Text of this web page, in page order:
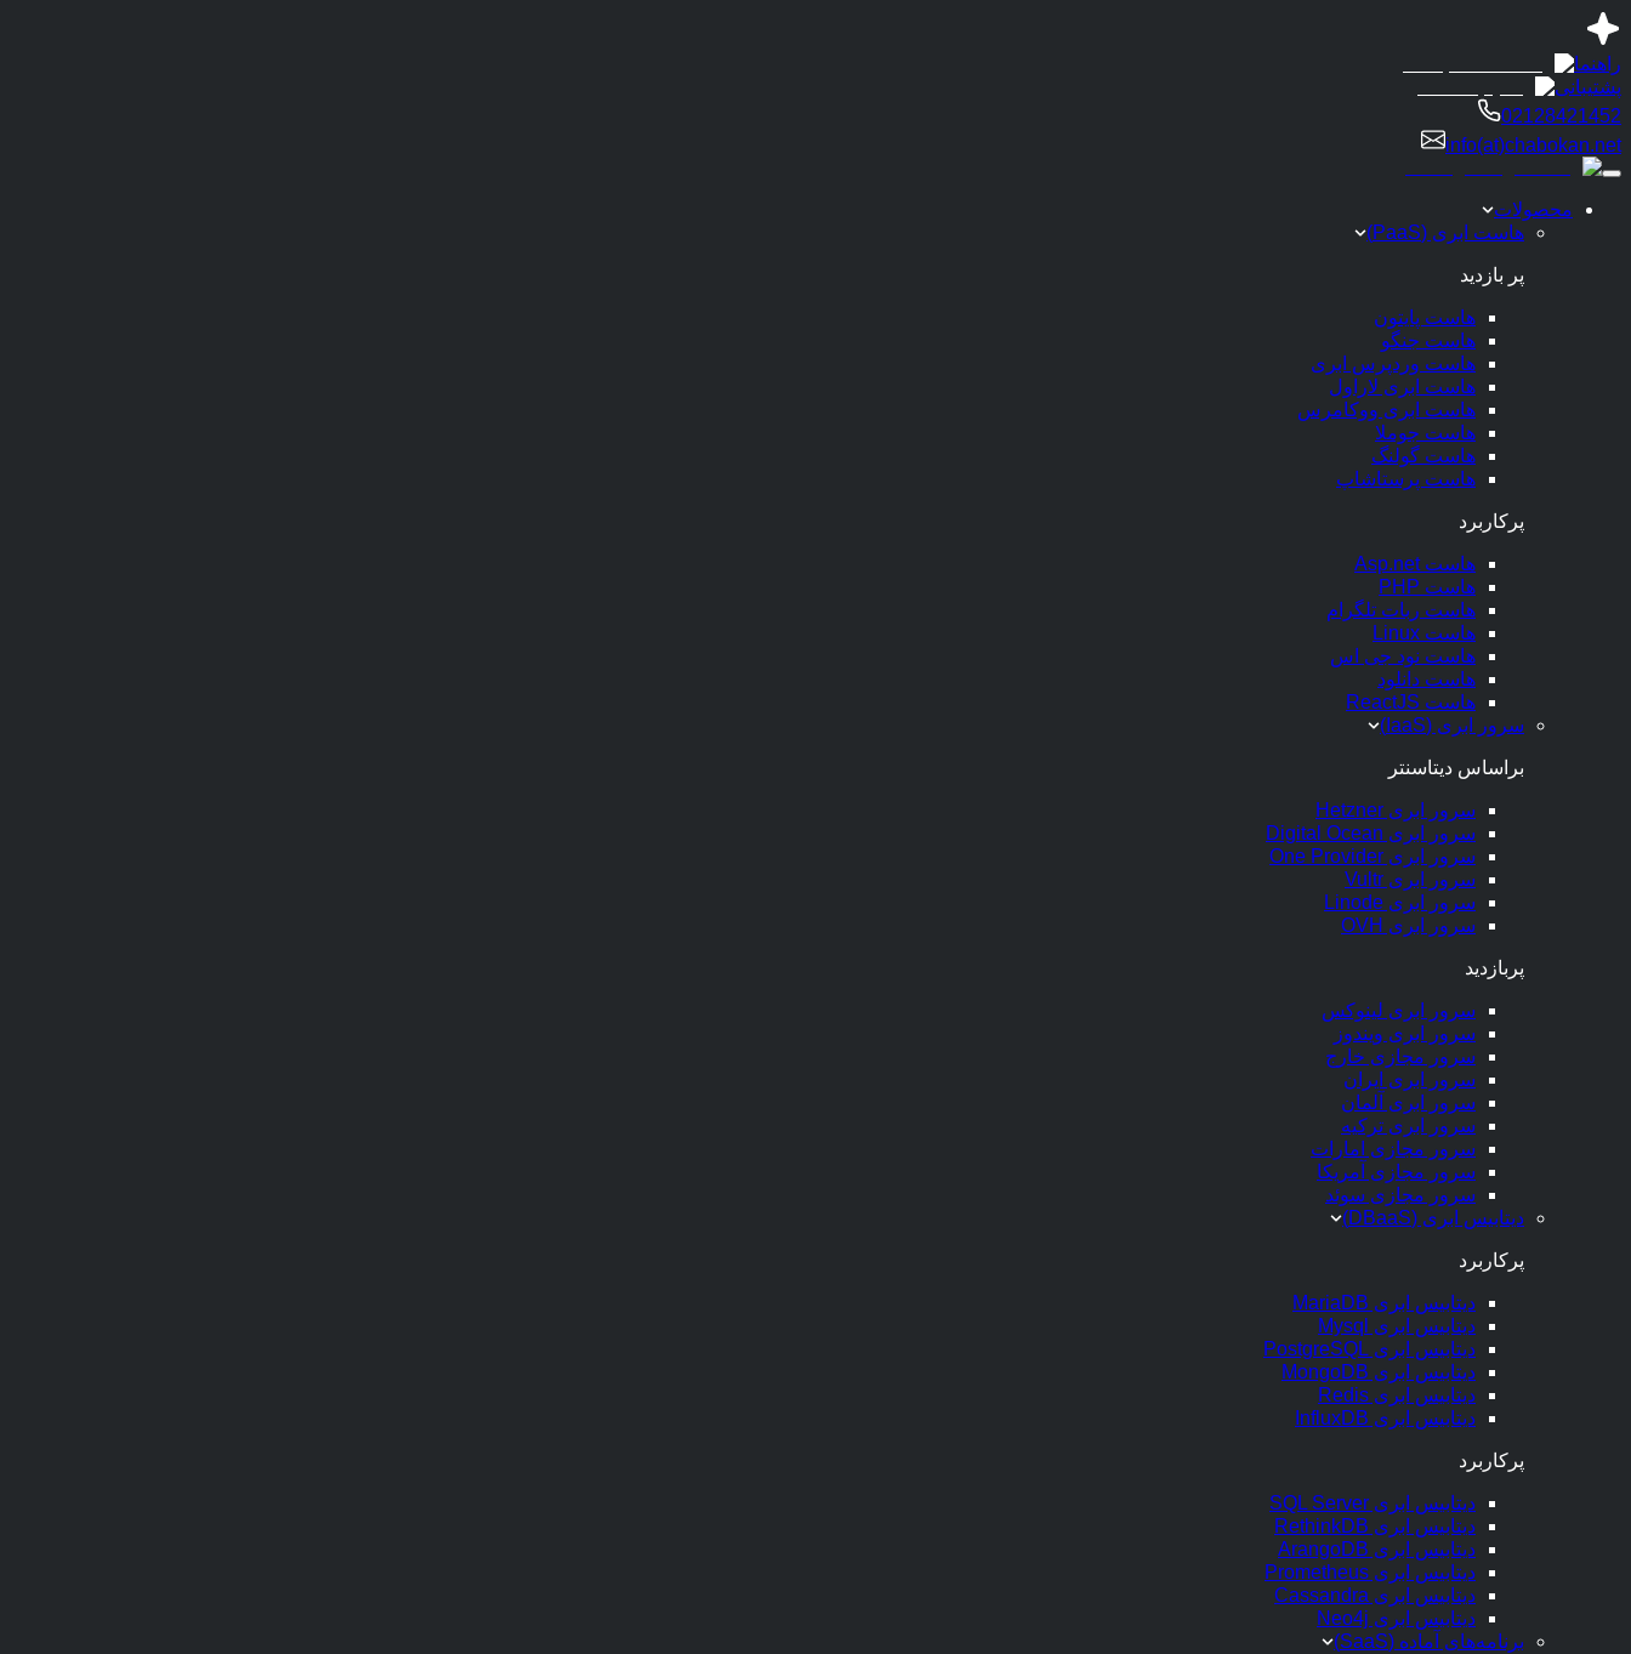
راهنما
پشتیبانی
02128421452
info(at)chabokan.net
محصولات
هاست ابری (PaaS)
پر بازدید
هاست پایتون
هاست جنگو
هاست وردپرس ابری
هاست ابری لاراول
هاست ابری ووکامرس
هاست جوملا
هاست گولنگ
هاست پرستاشاپ
پرکاربرد
هاست Asp.net
هاست PHP
هاست ربات تلگرام
هاست Linux
هاست نود جی اس
هاست دانلود
هاست ReactJS
سرور ابری (IaaS)
براساس دیتاسنتر
سرور ابری Hetzner
سرور ابری Digital Ocean
سرور ابری One Provider
سرور ابری Vultr
سرور ابری Linode
سرور ابری OVH
پربازدید
سرور ابری لینوکس
سرور ابری ویندوز
سرور مجازی خارج
سرور ابری ایران
سرور ابری آلمان
سرور ابری ترکیه
سرور مجازی امارات
سرور مجازی آمریکا
سرور مجازی سوئد
دیتابیس ابری (DBaaS)
پرکاربرد
دیتابیس ابری MariaDB
دیتابیس ابری Mysql
دیتابیس ابری PostgreSQL
دیتابیس ابری MongoDB
دیتابیس ابری Redis
دیتابیس ابری InfluxDB
پرکاربرد
دیتابیس ابری SQL Server
دیتابیس ابری RethinkDB
دیتابیس ابری ArangoDB
دیتابیس ابری Prometheus
دیتابیس ابری Cassandra
دیتابیس ابری Neo4j
برنامه‌های آماده (SaaS)